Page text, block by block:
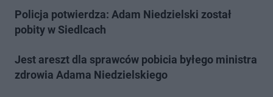
Policja potwierdza: Adam Niedzielski został
pobity w Siedlcach
Jest areszt dla sprawców pobicia byłego ministra
zdrowia Adama Niedzielskiego